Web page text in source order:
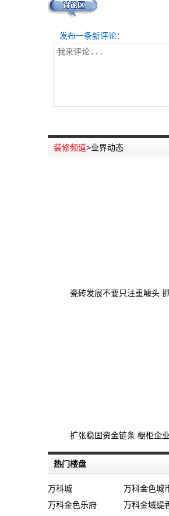
发布一条新评论：
装修频道>业界动态
瓷砖发展不要只注重噱头
扩张稳固资金链条 橱柜企
热门楼盘
万科城 万科金色城
万科金色乐府
万科金域缇